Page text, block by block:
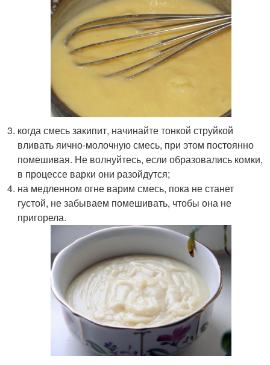
когда смесь закипит, начинайте тонкой струйкой
вливать яично-молочную смесь, при этом постоянно
помешивая. Не волнуйтесь, если образовались комки,
в процессе варки они разойдутся;
на медленном огне варим смесь, пока не станет
густой, не забываем помешивать, чтобы она не
пригорела.